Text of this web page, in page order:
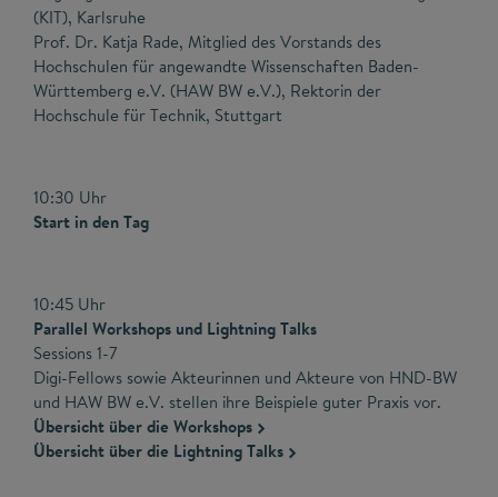
(KIT), Karlsruhe
Prof. Dr. Katja Rade, Mitglied des Vorstands des
Hochschulen für angewandte Wissenschaften Baden-
Württemberg e.V. (HAW BW e.V.), Rektorin der
Hochschule für Technik, Stuttgart
10:30 Uhr
Start in den Tag
10:45 Uhr
Parallel Workshops und Lightning Talks
Sessions 1-7
Digi-Fellows sowie Akteurinnen und Akteure von HND-BW
und HAW BW e.V. stellen ihre Beispiele guter Praxis vor.
Übersicht über die Workshops
Übersicht über die Lightning Talks